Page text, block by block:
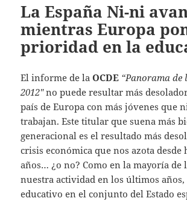
La España Ni-ni
mientras Europa
prioridad en la
El informe de laOCDE “Panorama de
2012″no puede resultar más
país de Europa con más jóvenes que
trabajan. Este titular que suena más
generacional es el resultado más
crisis económica que nos azota desde
años… ¿o no? Como en la mayoría de
nuestra actividad en los últimos años,
educativo en el conjunto del Estado